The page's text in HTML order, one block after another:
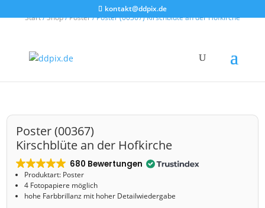
kontakt@ddpix.de
Start/Shop/Poster/ Poster (00367) Kirschblüte an der Hofkirche
Poster (00367)
Kirschblüte an der Hofkirche
680 Bewertungen
Produktart: Poster
4 Fotopapiere möglich
hohe Farbbrillanz mit hoher Detailwiedergabe